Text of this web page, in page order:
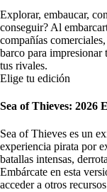
Explorar, embaucar,
conseguir? Al
compañías
barco para impresionar
tus rivales.
Elige tu edición
Sea of Thieves: 2026
Sea of Thieves es un
experiencia pirata por
batallas intensas,
Embárcate en esta
acceder a otros